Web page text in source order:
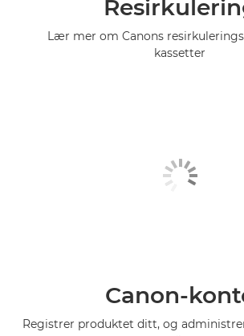
Lær mer om Canons
kassetter
Canon-
Registrer produktet ditt, og